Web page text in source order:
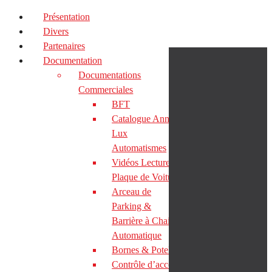
Présentation
Divers
Partenaires
Documentation
Documentations
Commerciales
BFT
Catalogue Annexe
Lux
Automatismes
Vidéos Lecture de
Plaque de Voiture
Arceau de
Parking &
Barrière à Chaine
Automatique
Bornes & Potelets
Contrôle d’accès